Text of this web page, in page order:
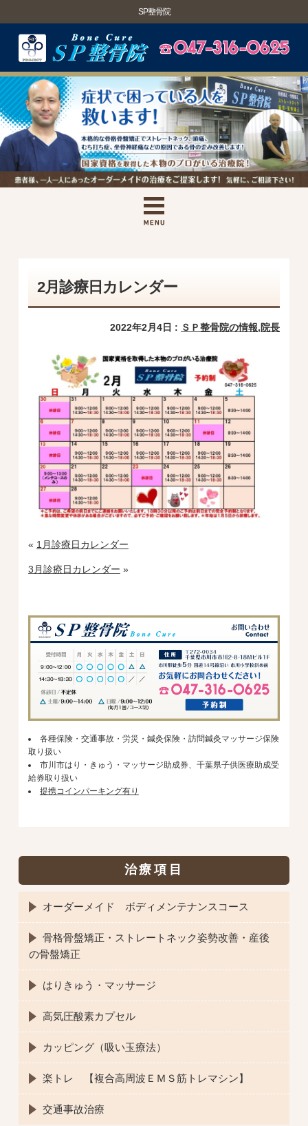
SP整骨院
2月診療日カレンダー
2022年2月4日 : ＳＰ整骨院の情報,院長
« 1月診療日カレンダー
3月診療日カレンダー »
各種保険・交通事故・労災・鍼灸保険・訪問鍼灸マッサージ保険
取り扱い
市川市はり・きゅう・マッサージ助成券、千葉県子供医療助成受
給券取り扱い
提携コインパーキング有り
治療項目
オーダーメイド ボディメンテナンスコース
骨格骨盤矯正・ストレートネック姿勢改善・産後
の骨盤矯正
はりきゅう・マッサージ
高気圧酸素カプセル
カッピング（吸い玉療法）
楽トレ 【複合高周波ＥＭＳ筋トレマシン】
交通事故治療